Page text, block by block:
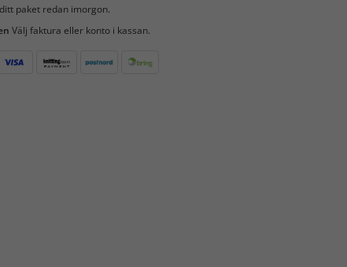
paket redan imorgon.
Välj faktura eller konto i kassan.